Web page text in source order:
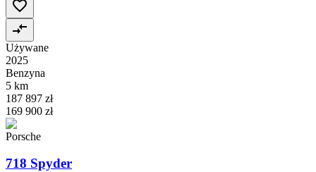
Używane
2025
Benzyna
5 km
187 897 zł
169 900 zł
Porsche
718 Spyder